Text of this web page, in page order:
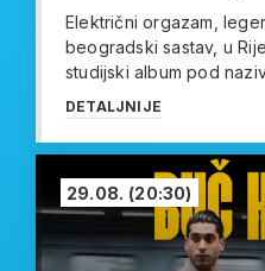
Električni orgazam,
beogradski sastav, u
studijski album pod
DETALJNIJE
29.08. (20:30)